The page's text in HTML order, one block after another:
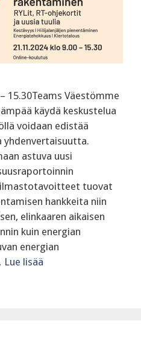
15.30Teams Väestömme
käydä keskustelua
voidaan edistää
astuva uusi
tuovat
hankkeita niin
elinkaaren aikaisen
kuin energian
energian
Lue lisää